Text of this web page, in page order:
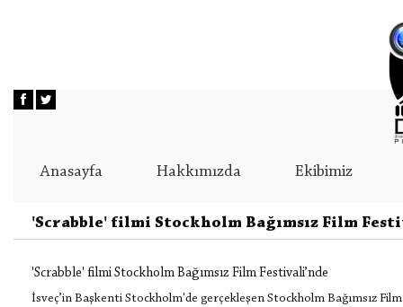
Anasayfa Hakkımızda Ekibimiz
'Scrabble' filmi Stockholm Bağımsız Film
'Scrabble' filmi Stockholm Bağımsız Film Festivali’nde
İsveç’in Başkenti Stockholm'de gerçekleşen Stockholm Bağımsız